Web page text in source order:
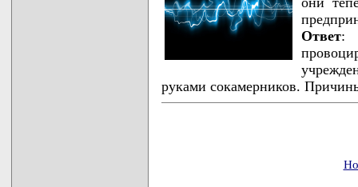
Ответ:
руками сокамерников.